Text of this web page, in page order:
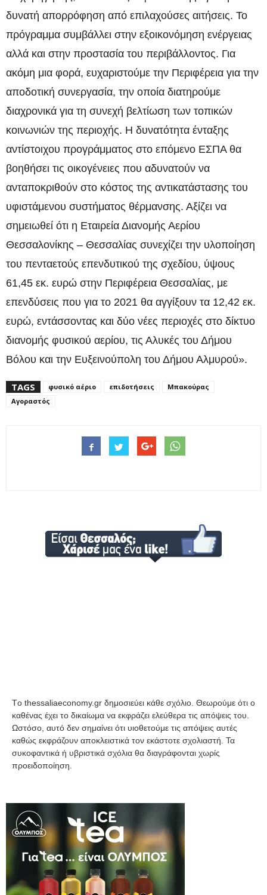
δυνατή απορρόφηση από επιλαχούσες αιτήσεις. Το
πρόγραμμα συμβάλλει στην εξοικονόμηση ενέργειας
αλλά και στην προστασία του περιβάλλοντος. Για
ακόμη μια φορά, ευχαριστούμε την Περιφέρεια για την
αποδοτική συνεργασία, την οποία διατηρούμε
διαχρονικά για τη συνεχή βελτίωση των τοπικών
κοινωνιών της περιοχής. Η δυνατότητα ένταξης
αντίστοιχου προγράμματος στο επόμενο ΕΣΠΑ θα
βοηθήσει τις οικογένειες που αδυνατούν να
ανταποκριθούν στο κόστος της αντικατάστασης του
υφιστάμενου συστήματος θέρμανσης. Αξίζει να
σημειωθεί ότι η Εταιρεία Διανομής Αερίου
Θεσσαλονίκης – Θεσσαλίας συνεχίζει την υλοποίηση
του πενταετούς επενδυτικού της σχεδίου, ύψους
61,45 εκ. ευρώ στην Περιφέρεια Θεσσαλίας, με
επενδύσεις που για το 2021 θα αγγίξουν τα 12,42 εκ.
ευρώ, εντάσσοντας και δύο νέες περιοχές στο δίκτυο
διανομής φυσικού αερίου, τις Αλυκές του Δήμου
Βόλου και την Ευξεινούπολη του Δήμου Αλμυρού».
TAGS φυσικό αέριο επιδοτήσεις
Μπακούρας
Αγοραστός
Tο thessaliaeconomy.gr δημοσιεύει κάθε σχόλιο. Θεωρούμε ότι ο
καθένας έχει το δικαίωμα να εκφράζει ελεύθερα τις απόψεις του.
Ωστόσο, αυτό δεν σημαίνει ότι υιοθετούμε τις απόψεις αυτές
καθώς εκφράζουν αποκλειστικά τον εκάστοτε σχολιαστή. Τα
συκοφαντικά ή υβριστικά σχόλια θα διαγράφονται χωρίς
προειδοποίηση.